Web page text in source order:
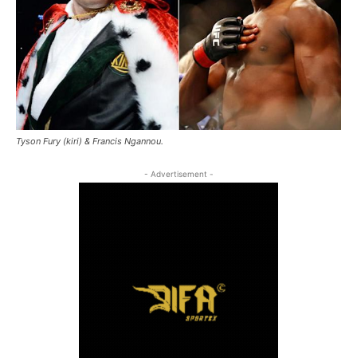
Tyson Fury (kiri) & Francis Ngannou.
- Advertisement -